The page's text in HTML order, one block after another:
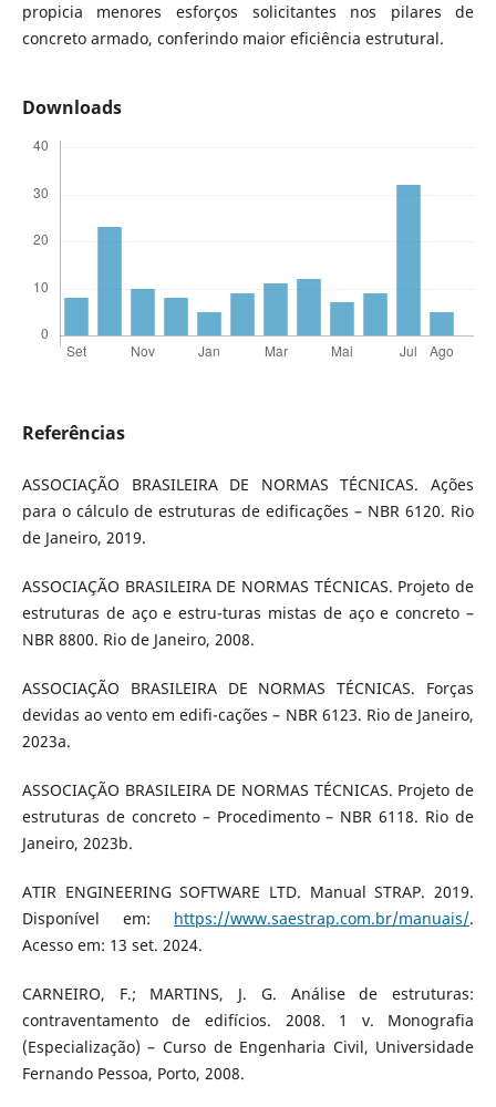
propicia menores esforços solicitantes nos pilares de
concreto armado, conferindo maior eficiência estrutural.
Downloads
Referências
ASSOCIAÇÃO BRASILEIRA DE NORMAS TÉCNICAS. Ações
para o cálculo de estruturas de edificações – NBR 6120. Rio
de Janeiro, 2019.
ASSOCIAÇÃO BRASILEIRA DE NORMAS TÉCNICAS. Projeto de
estruturas de aço e estru-turas mistas de aço e concreto –
NBR 8800. Rio de Janeiro, 2008.
ASSOCIAÇÃO BRASILEIRA DE NORMAS TÉCNICAS. Forças
devidas ao vento em edifi-cações – NBR 6123. Rio de Janeiro,
2023a.
ASSOCIAÇÃO BRASILEIRA DE NORMAS TÉCNICAS. Projeto de
estruturas de concreto – Procedimento – NBR 6118. Rio de
Janeiro, 2023b.
ATIR ENGINEERING SOFTWARE LTD. Manual STRAP. 2019.
Disponível em: https://www.saestrap.com.br/manuais/.
Acesso em: 13 set. 2024.
CARNEIRO, F.; MARTINS, J. G. Análise de estruturas:
contraventamento de edifícios. 2008. 1 v. Monografia
(Especialização) – Curso de Engenharia Civil, Universidade
Fernando Pessoa, Porto, 2008.